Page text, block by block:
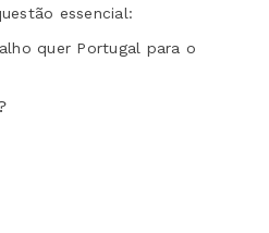
essencial:
quer Portugal para o